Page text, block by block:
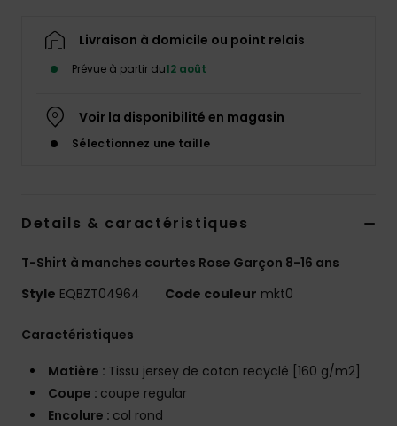
Livraison à domicile ou point relais
Prévue à partir du12 août
Voir la disponibilité en magasin
Sélectionnez une taille
Details & caractéristiques
T-Shirt à manches courtes Rose Garçon 8-16 ans
Style EQBZT04964 Code couleur mkt0
Caractéristiques
Matière : Tissu jersey de coton recyclé [160 g/m2]
Coupe : coupe regular
Encolure : col rond